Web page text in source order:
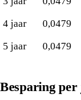
4 jaar
0,0479
5 jaar
0,0479
Besparing